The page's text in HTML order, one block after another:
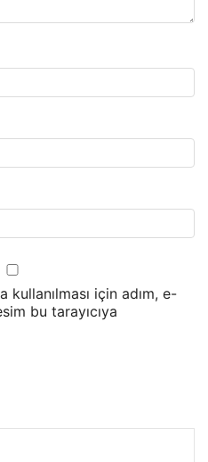
kullanılması için adım, e-
bu tarayıcıya